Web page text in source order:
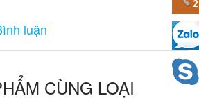
luận
CÙNG LOẠI